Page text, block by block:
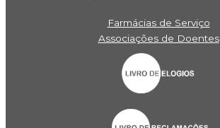
Farmácias de Serviço
Associações de Doentes